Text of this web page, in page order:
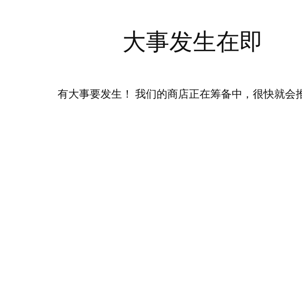
大事发生在即
有大事要发生！ 我们的商店正在筹备中，很快就会